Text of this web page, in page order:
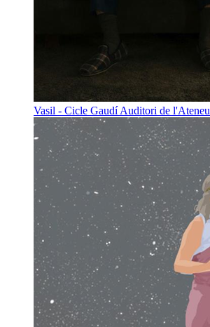
Vasil - Cicle Gaudí Auditori de l'Ateneu